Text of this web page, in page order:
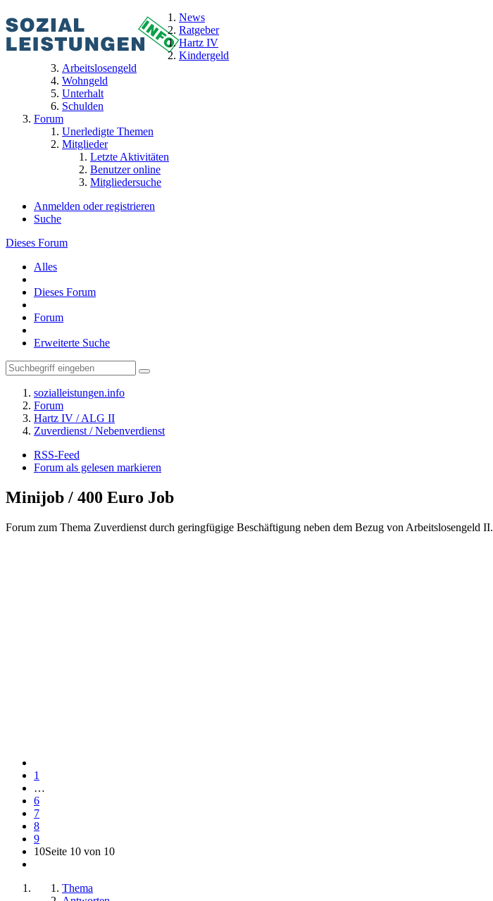
News
Ratgeber
Hartz IV
Kindergeld
Arbeitslosengeld
Wohngeld
Unterhalt
Schulden
Forum
Unerledigte Themen
Mitglieder
Letzte Aktivitäten
Benutzer online
Mitgliedersuche
Anmelden oder registrieren
Suche
Dieses Forum
Alles
Dieses Forum
Forum
Erweiterte Suche
sozialleistungen.info
Forum
Hartz IV / ALG II
Zuverdienst / Nebenverdienst
RSS-Feed
Forum als gelesen markieren
Minijob / 400 Euro Job
Forum zum Thema Zuverdienst durch geringfügige Beschäftigung neben dem Bezug von Arbeitslosengeld II.
1
…
6
7
8
9
10Seite 10 von 10
Thema